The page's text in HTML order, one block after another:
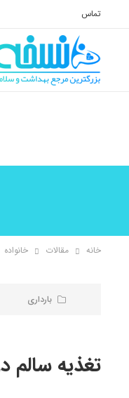
تماس
خانه مقالات خانواده
بارداری
تغذیه سالم